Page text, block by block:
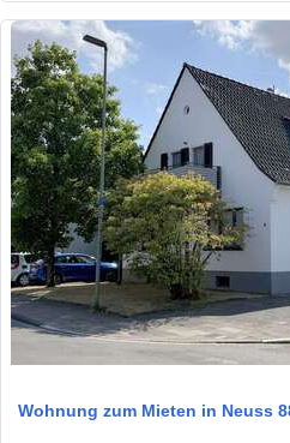
Wohnung zum Mieten in Neuss